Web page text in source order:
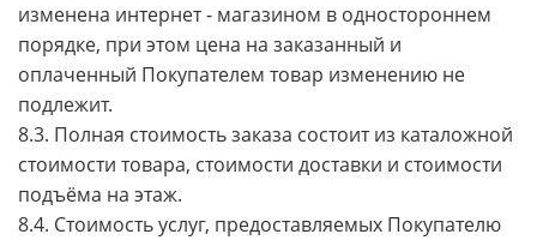
изменена интернет - магазином в одностороннем
порядке, при этом цена на заказанный и
оплаченный Покупателем товар изменению не
подлежит.
8.3. Полная стоимость заказа состоит из каталожной
стоимости товара, стоимости доставки и стоимости
подъёма на этаж.
8.4. Стоимость услуг, предоставляемых Покупателю